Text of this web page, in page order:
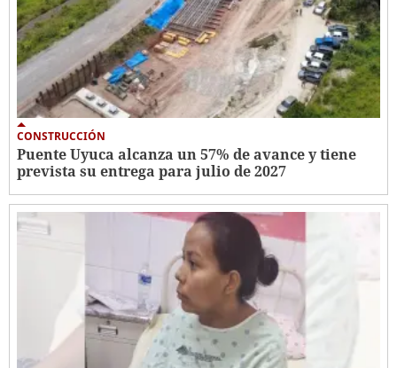
CONSTRUCCIÓN
Puente Uyuca alcanza un 57% de avance y tiene
prevista su entrega para julio de 2027